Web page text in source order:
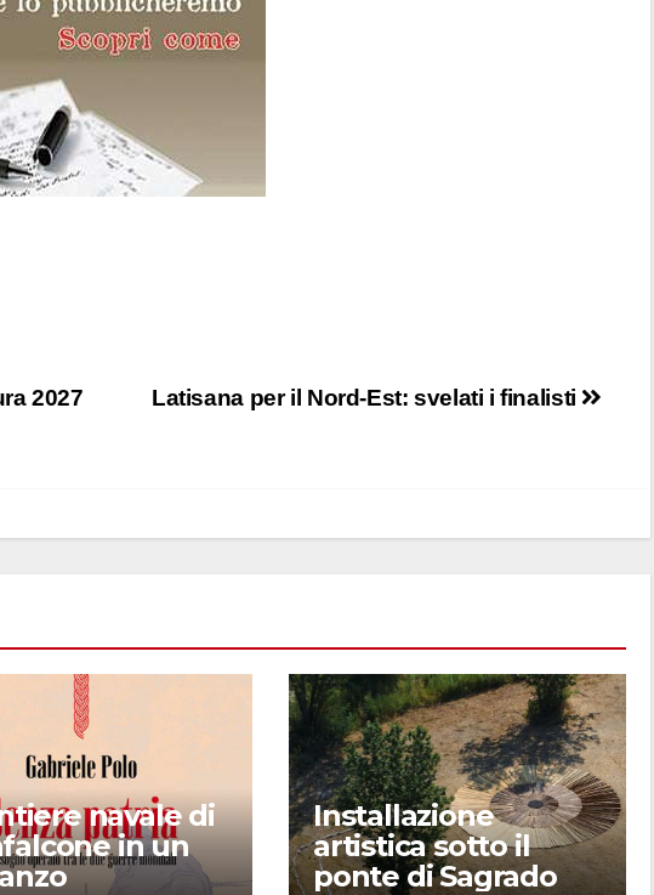
Latisana per il Nord-Est: svelati i finalisti
2027
navale di
in un
Installazione
artistica sotto il
ponte di Sagrado